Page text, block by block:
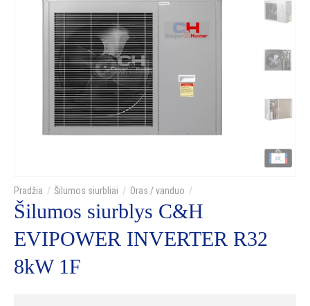
Šilumos siurbliai Oras / vanduo
Šilumos siurblys C&H
EVIPOWER INVERTER R32
8kW 1F